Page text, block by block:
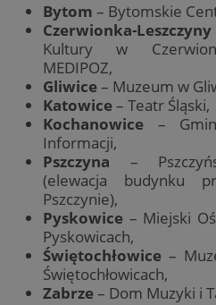
Bytom – Bytomskie
Czerwionka-
Kultury w
MEDIPOZ,
Gliwice– Muzeum w
Katowice– Teatr Śląski,
Kochanowice –
Informacji,
Pszczyna –
(elewacja budynku
Pszczynie),
Pyskowice – Miejski
Pyskowicach,
Świętochłowice –
Świętochłowicach,
Zabrze– Dom Muzyki i